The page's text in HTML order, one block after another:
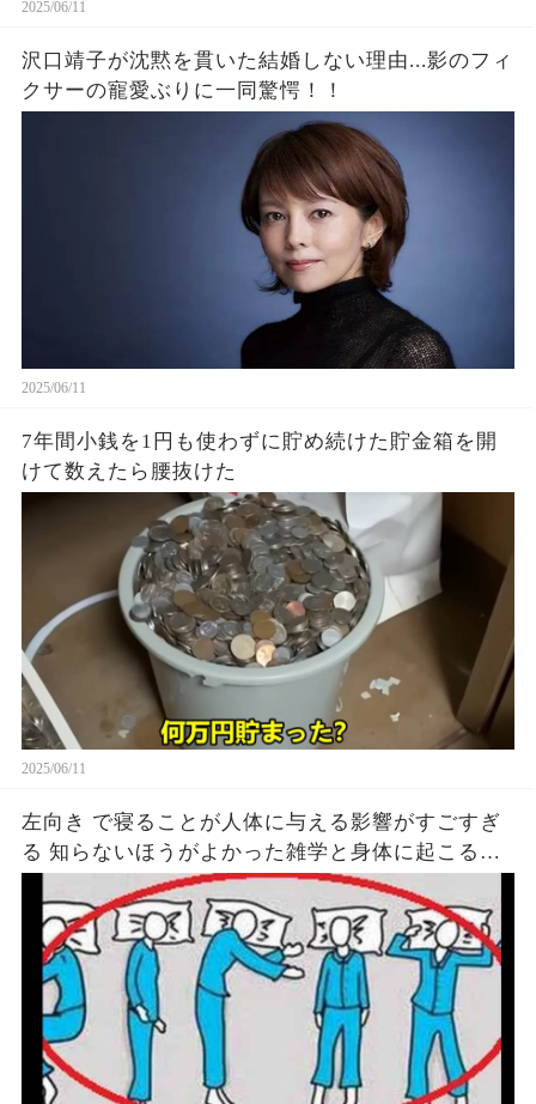
2025/06/11
沢口靖子が沈黙を貫いた結婚しない理由...影のフィ
クサーの寵愛ぶりに一同驚愕！！
2025/06/11
7年間小銭を1円も使わずに貯め続けた貯金箱を開
けて数えたら腰抜けた
2025/06/11
左向き で寝ることが人体に与える影響がすごすぎ
る 知らないほうがよかった雑学と身体に起こる現
象がヤバい… 驚くべき 大人の 面白いけど知ると後
悔